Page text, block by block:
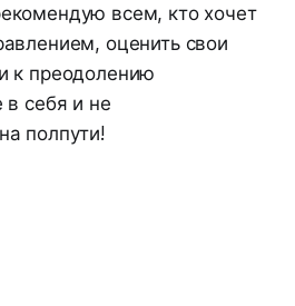
всем, кто хочет
оценить свои
к преодолению
в себя и не
полпути!